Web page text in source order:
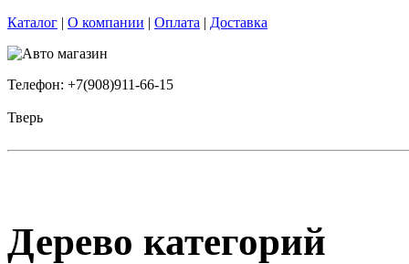
Каталог | О компании | Оплата | Доставка
Телефон: +7(908)911-66-15
Тверь
Дерево категорий